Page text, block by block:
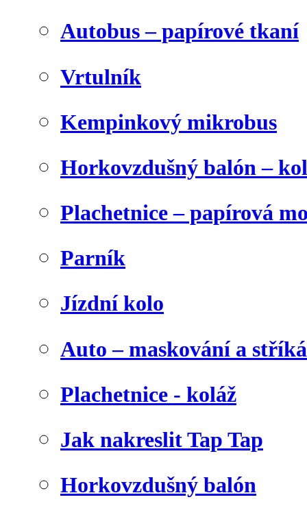
Autobus – papírové tkaní
Vrtulník
Kempinkový mikrobus
Horkovzdušný balón –
Plachetnice – papírová
Parník
Jízdní kolo
Auto – maskování a
Plachetnice - koláž
Jak nakreslit Tap Tap
Horkovzdušný balón